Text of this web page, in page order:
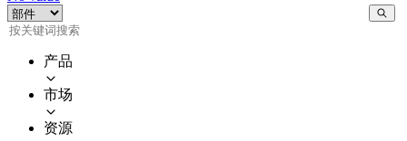
产品
市场
资源